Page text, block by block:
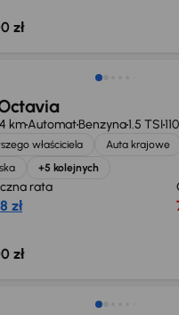
zł
odliczenia VAT
kmAutomatBenzyna1.5 TSI
właściciela Auta krajowe
+5 kolejnych
rata
zł
zł